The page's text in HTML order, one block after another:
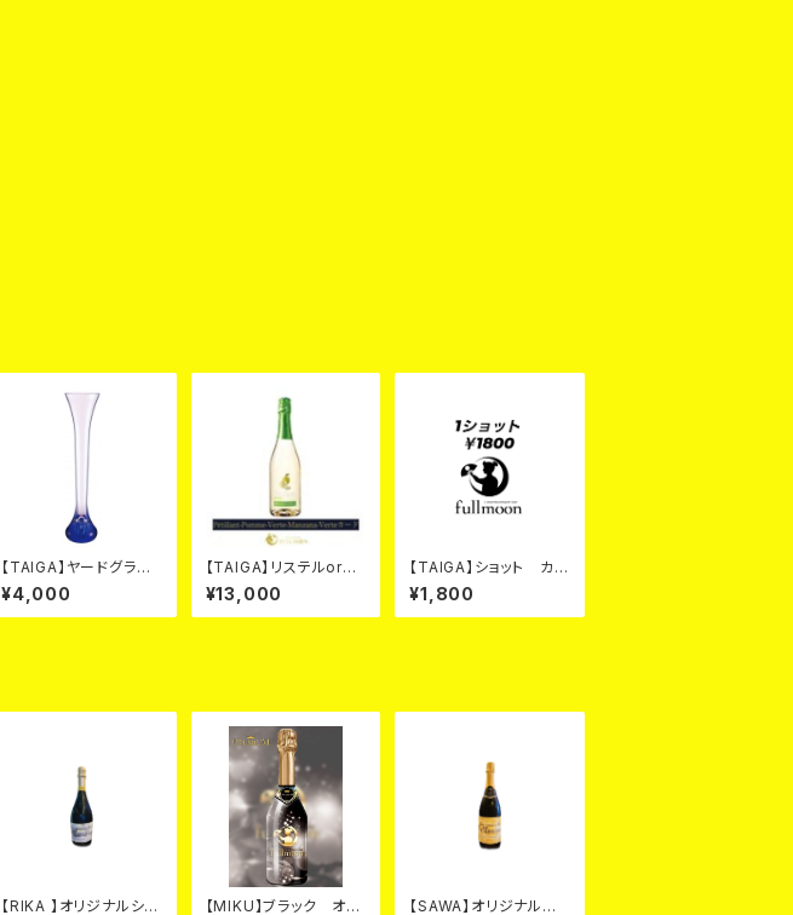
【TAIGA】ヤードグラ
ス カード
¥4,000
【TAIGA】リステルorポ
ンパドールシャンパンカ
ード
¥13,000
【TAIGA】ショット カー
ド
¥1,800
【RIKA 】オリジナルシャ
【MIKU】ブラック オリ
【SAWA】オリジナルシャ